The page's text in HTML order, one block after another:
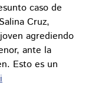
caso de
Cruz,
agrediendo
ante la
Esto es un